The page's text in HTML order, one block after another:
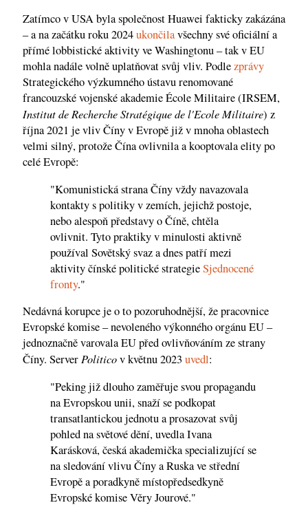
Zatímco v USA byla společnost Huawei fakticky zakázána
– a na začátku roku 2024ukončilavšechny své oficiální a
přímé lobbistické aktivity ve Washingtonu – tak v EU
mohla nadále volně uplatňovat svůj vliv. Podlezprávy
Strategického výzkumného ústavu renomované
francouzské vojenské akademie École Militaire (IRSEM,
Institut de Recherche Stratégique de l'Ecole Militaire) z
října 2021 je vliv Číny v Evropě již v mnoha oblastech
velmi silný, protože Čína ovlivnila a kooptovala elity po
celé Evropě:
"Komunistická strana Číny vždy navazovala
kontakty s politiky v zemích, jejichž postoje,
nebo alespoň představy o Číně, chtěla
ovlivnit. Tyto praktiky v minulosti aktivně
používal Sovětský svaz a dnes patří mezi
aktivity čínské politické strategieSjednocené
fronty."
Nedávná korupce je o to pozoruhodnější, že pracovnice
Evropské komise – nevoleného výkonného orgánu EU –
jednoznačně varovala EU před ovlivňováním ze strany
Číny. Server Politicov květnu 2023 uvedl:
"Peking již dlouho zaměřuje svou propagandu
na Evropskou unii, snaží se podkopat
transatlantickou jednotu a prosazovat svůj
pohled na světové dění, uvedla Ivana
Karásková, česká akademička specializující se
na sledování vlivu Číny a Ruska ve střední
Evropě a poradkyně místopředsedkyně
Evropské komise Věry Jourové."